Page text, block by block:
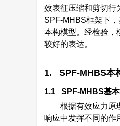
效表征压缩和剪切行
SPF-MHBS框架下
本构模型。经检验，
较好的表达。
1. SPF-MHBS本
1.1 SPF-MHBS基
根据有效应力原
响应中发挥不同的作